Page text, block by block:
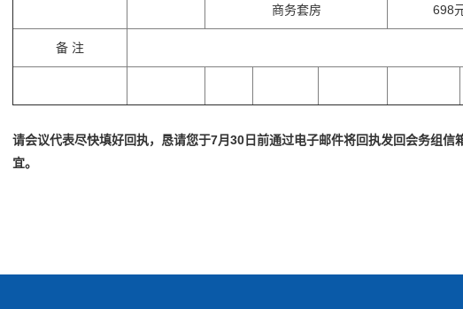
商务套房 698
备 注
请会议代表尽快填好回执，恳请您于7月30 日前通过电子邮件将回执发回会务组信
宜。